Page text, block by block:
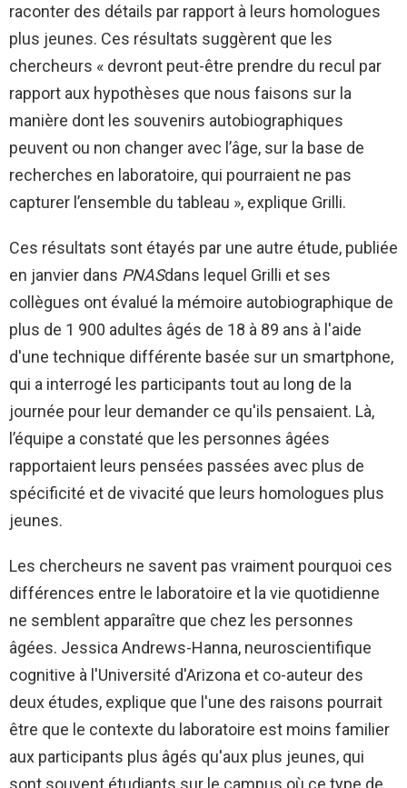
raconter des détails par rapport à leurs homologues
plus jeunes. Ces résultats suggèrent que les
chercheurs « devront peut-être prendre du recul par
rapport aux hypothèses que nous faisons sur la
manière dont les souvenirs autobiographiques
peuvent ou non changer avec l’âge, sur la base de
recherches en laboratoire, qui pourraient ne pas
capturer l’ensemble du tableau », explique Grilli.
Ces résultats sont étayés par une autre étude, publiée
en janvier dans PNASdans lequel Grilli et ses
collègues ont évalué la mémoire autobiographique de
plus de 1 900 adultes âgés de 18 à 89 ans à l'aide
d'une technique différente basée sur un smartphone,
qui a interrogé les participants tout au long de la
journée pour leur demander ce qu'ils pensaient. Là,
l’équipe a constaté que les personnes âgées
rapportaient leurs pensées passées avec plus de
spécificité et de vivacité que leurs homologues plus
jeunes.
Les chercheurs ne savent pas vraiment pourquoi ces
différences entre le laboratoire et la vie quotidienne
ne semblent apparaître que chez les personnes
âgées. Jessica Andrews-Hanna, neuroscientifique
cognitive à l'Université d'Arizona et co-auteur des
deux études, explique que l'une des raisons pourrait
être que le contexte du laboratoire est moins familier
aux participants plus âgés qu'aux plus jeunes, qui
sont souvent étudiants sur le campus où ce type de